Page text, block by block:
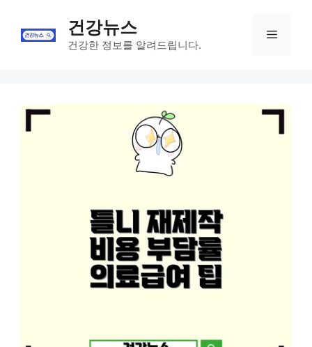
content
건강뉴스
건강한 정보를 알려드립니다.
Menu